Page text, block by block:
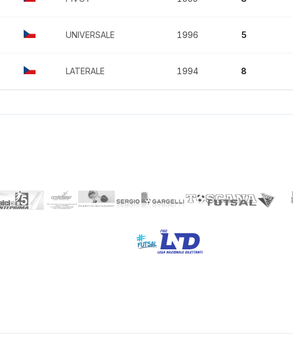
UNIVERSALE 1996 5
LATERALE 1994 8